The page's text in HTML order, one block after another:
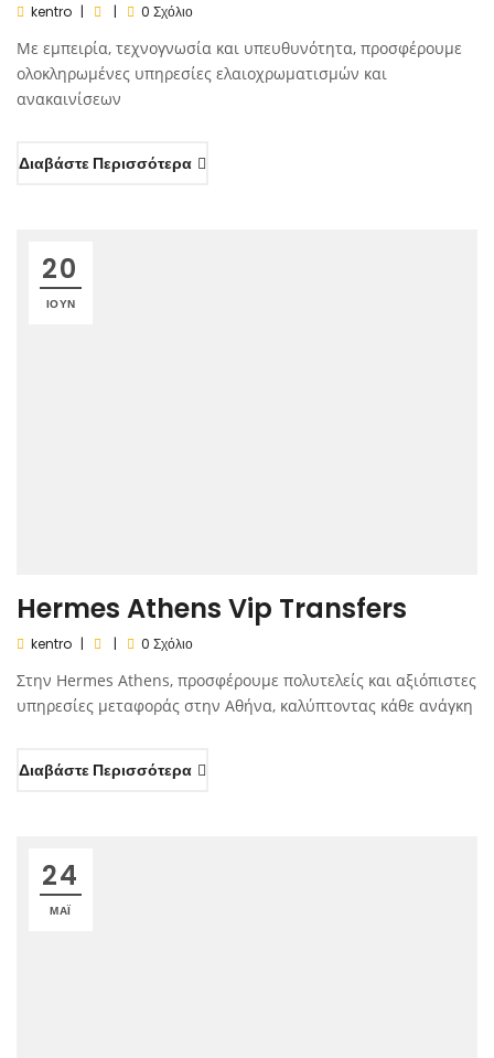
kentro 0 Σχόλιο
Με εμπειρία, τεχνογνωσία και υπευθυνότητα, προσφέρουμε
ολοκληρωμένες υπηρεσίες ελαιοχρωματισμών και
ανακαινίσεων
Διαβάστε Περισσότερα
20
ΙΟΎΝ
Hermes Athens Vip Transfers
kentro 0 Σχόλιο
Στην Hermes Athens, προσφέρουμε πολυτελείς και αξιόπιστες
υπηρεσίες μεταφοράς στην Αθήνα, καλύπτοντας κάθε ανάγκη
Διαβάστε Περισσότερα
24
ΜΆΙ